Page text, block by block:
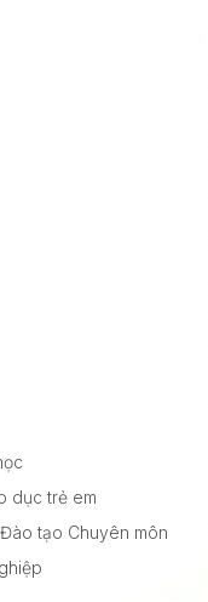
dục trẻ em
tạo Chuyên môn